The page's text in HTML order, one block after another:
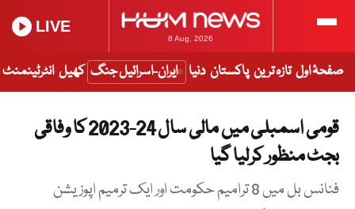
8 Aug, 2026
LIVE
صفحۂ اول تازہ ترین پاکستان دنیا ایران-اسرائیل جنگ کھیل انٹرٹینمنٹ
قومی اسمبلی میں مالی سال 24-2023 کا وفاقی
بجٹ منظور کرلیا گیا
فنانس بل میں 8 ترامیم حکومت اور ایک ترمیم اپوزیشن